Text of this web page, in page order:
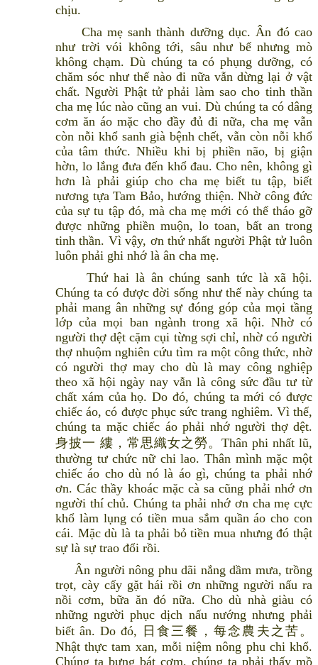
chịu.
Cha mẹ sanh thành dưỡng dục. Ân đó cao
như trời vói không tới, sâu như bể nhưng mò
không chạm. Dù chúng ta có phụng dưỡng, có
chăm sóc như thế nào đi nữa vẫn dừng lại ở vật
chất. Người Phật tử phải làm sao cho tinh thần
cha mẹ lúc nào cũng an vui. Dù chúng ta có dâng
cơm ăn áo mặc cho đầy đủ đi nữa, cha mẹ vẫn
còn nỗi khổ sanh già bệnh chết, vẫn còn nỗi khổ
của tâm thức. Nhiều khi bị phiền não, bị giận
hờn, lo lắng đưa đến khổ đau. Cho nên, không gì
hơn là phải giúp cho cha mẹ biết tu tập, biết
nương tựa Tam Bảo, hướng thiện. Nhờ công đức
của sự tu tập đó, mà cha mẹ mới có thể tháo gỡ
được những phiền muộn, lo toan, bất an trong
tinh thần. Vì vậy, ơn thứ nhất người Phật tử luôn
luôn phải ghi nhớ là ân cha mẹ.
Thứ hai là ân chúng sanh tức là xã hội.
Chúng ta có được đời sống như thế này chúng ta
phải mang ân những sự đóng góp của mọi tầng
lớp của mọi ban ngành trong xã hội. Nhờ có
người thợ dệt cặm cụi từng sợi chỉ, nhờ có người
thợ nhuộm nghiên cứu tìm ra một công thức, nhờ
có người thợ may cho dù là may công nghiệp
theo xã hội ngày nay vẫn là công sức đầu tư từ
chất xám của họ. Do đó, chúng ta mới có được
chiếc áo, có được phục sức trang nghiêm. Vì thế,
chúng ta mặc chiếc áo phải nhớ người thợ dệt.
身披一 縷，常思織女之勞。Thân phi nhất lũ,
thường tư chức nữ chi lao. Thân mình mặc một
chiếc áo cho dù nó là áo gì, chúng ta phải nhớ
ơn. Các thầy khoác mặc cà sa cũng phải nhớ ơn
người thí chủ. Chúng ta phải nhớ ơn cha mẹ cực
khổ làm lụng có tiền mua sắm quần áo cho con
cái. Mặc dù là ta phải bỏ tiền mua nhưng đó thật
sự là sự trao đổi rồi.
Ân người nông phu dãi nắng dầm mưa, trồng
trọt, cày cấy gặt hái rồi ơn những người nấu ra
nồi cơm, bữa ăn đó nữa. Cho dù nhà giàu có
những người phục dịch nấu nướng nhưng phải
biết ân. Do đó, 日食三餐，每念農夫之苦。
Nhật thực tam xan, mỗi niệm nông phu chi khổ.
Chúng ta bưng bát cơm, chúng ta phải thấy mồ